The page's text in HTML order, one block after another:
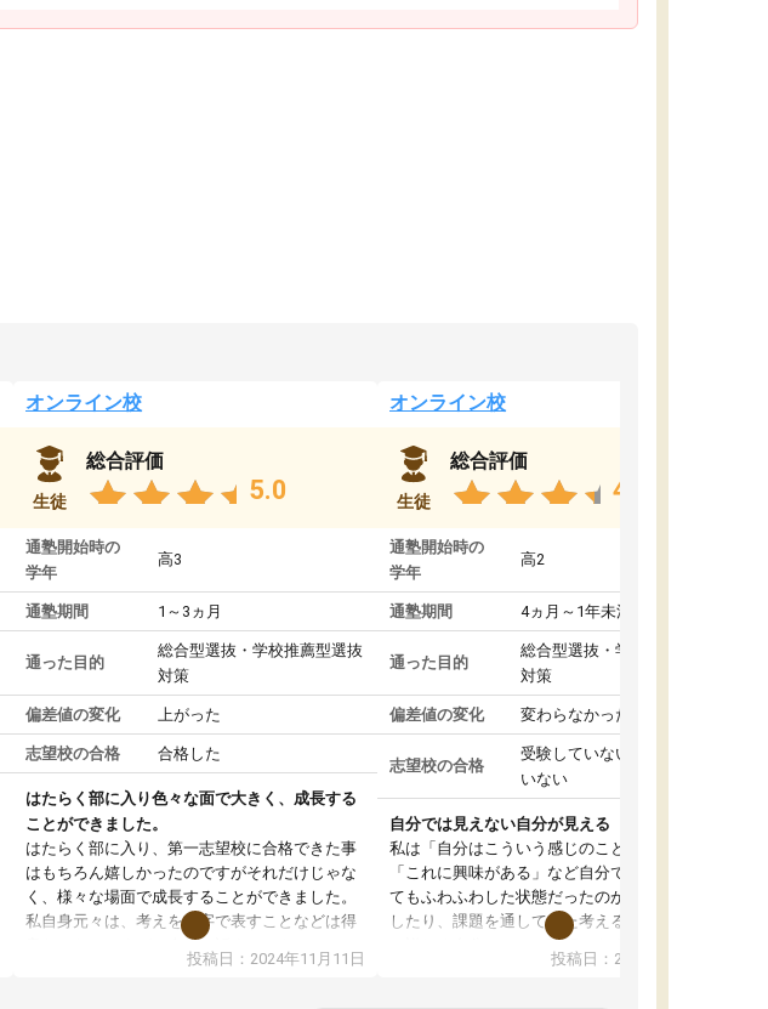
オンライン校
生徒
総合評価
5.0
通塾開始時の
学年
高3
通塾期間 1～3ヵ月
通った目的
総合型選抜・学校推薦型選抜
対策
偏差値の変化 上がった
志望校の合格 合格した
はたらく部に入り色々な面で大きく、成長する
ことができました。
はたらく部に入り、第一志望校に合格できた事
はもちろん嬉しかったのですがそれだけじゃな
く、様々な場面で成長することができました。
私自身元々は、考えを文字で表すことなどは得
意だったのですが、人前で話すことやコミュニ
ケーションをとることが苦手でした。
投稿日：2024年11月11日
オンライン校
生徒
総合評価
4.8
通塾開始時の
学年
高2
通塾期間 4ヵ月～1年未満
通った目的
総合型選抜・学校推薦型選抜
対策
偏差値の変化 変わらなかった
志望校の合格
受験していない/結果が出て
いない
自分では見えない自分が見える
私は「自分はこういう感じのことがしたい」
「これに興味がある」など自分で自己分析をし
てもふわふわした状態だったのが、コーチと話
したり、課題を通してまた考えることで、もっ
と詳しく自分のことが理解できました。いつで
も質問できるので、そこも1つの魅力です。ま
投稿日：2024年10月31日